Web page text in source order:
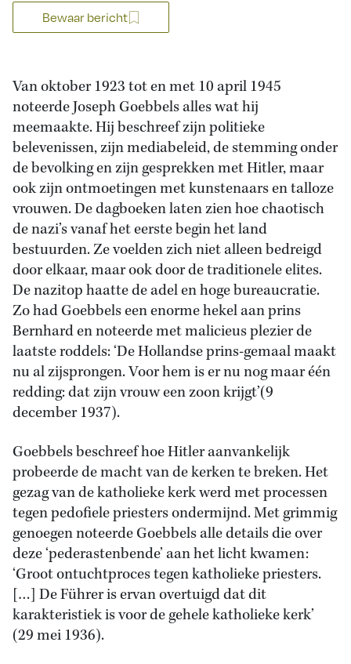
Bewaar bericht
Van oktober 1923 tot en met 10 april 1945
noteerde Joseph Goebbels alles wat hij
meemaakte. Hij beschreef zijn politieke
belevenissen, zijn mediabeleid, de stemming onder
de bevolking en zijn gesprekken met Hitler, maar
ook zijn ontmoetingen met kunstenaars en talloze
vrouwen. De dagboeken laten zien hoe chaotisch
de nazi’s vanaf het eerste begin het land
bestuurden. Ze voelden zich niet alleen bedreigd
door elkaar, maar ook door de traditionele elites.
De nazitop haatte de adel en hoge bureaucratie.
Zo had Goebbels een enorme hekel aan prins
Bernhard en noteerde met malicieus plezier de
laatste roddels: ‘De Hollandse prins-gemaal maakt
nu al zijsprongen. Voor hem is er nu nog maar één
redding: dat zijn vrouw een zoon krijgt’(9
december 1937).
Goebbels beschreef hoe Hitler aanvankelijk
probeerde de macht van de kerken te breken. Het
gezag van de katholieke kerk werd met processen
tegen pedofiele priesters ondermijnd. Met grimmig
genoegen noteerde Goebbels alle details die over
deze ‘pederastenbende’ aan het licht kwamen:
‘Groot ontuchtproces tegen katholieke priesters.
[…] De Führer is ervan overtuigd dat dit
karakteristiek is voor de gehele katholieke kerk’
(29 mei 1936).